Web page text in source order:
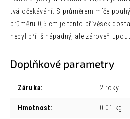
tvá očekávání. S průměrem míče
průměru 0,5 cm je tento přívěsek
nebyl příliš nápadný, ale zároveň
Doplňkové parametry
Záruka: 2 roky
Hmotnost: 0.01 kg